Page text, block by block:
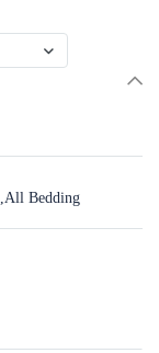
,All Bedding